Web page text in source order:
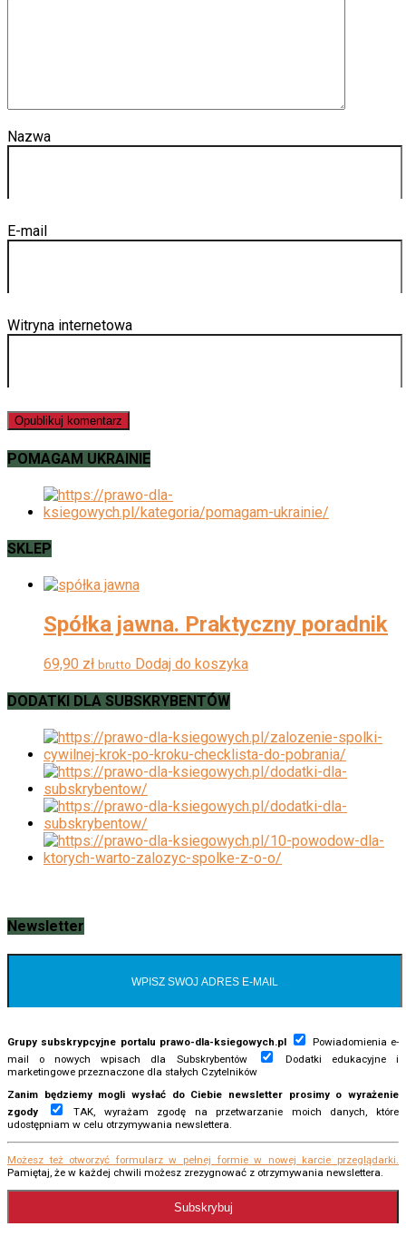
Nazwa
E-mail
Witryna internetowa
POMAGAM UKRAINIE
SKLEP
Spółka jawna. Praktyczny poradnik
69,90 zł brutto Dodaj do koszyka
DODATKI DLA SUBSKRYBENTÓW
Newsletter
Grupy subskrypcyjne portalu prawo-dla-ksiegowych.pl
Powiadomienia e-
mail o nowych wpisach dla Subskrybentów
Dodatki edukacyjne i
marketingowe przeznaczone dla stałych Czytelników
Zanim będziemy mogli wysłać do Ciebie newsletter prosimy o wyrażenie
zgody
TAK, wyrażam zgodę na przetwarzanie moich danych, które
udostępniam w celu otrzymywania newslettera.
Możesz też otworzyć formularz w pełnej formie w nowej karcie przeglądarki.
Pamiętaj, że w każdej chwili możesz zrezygnować z otrzymywania newslettera.